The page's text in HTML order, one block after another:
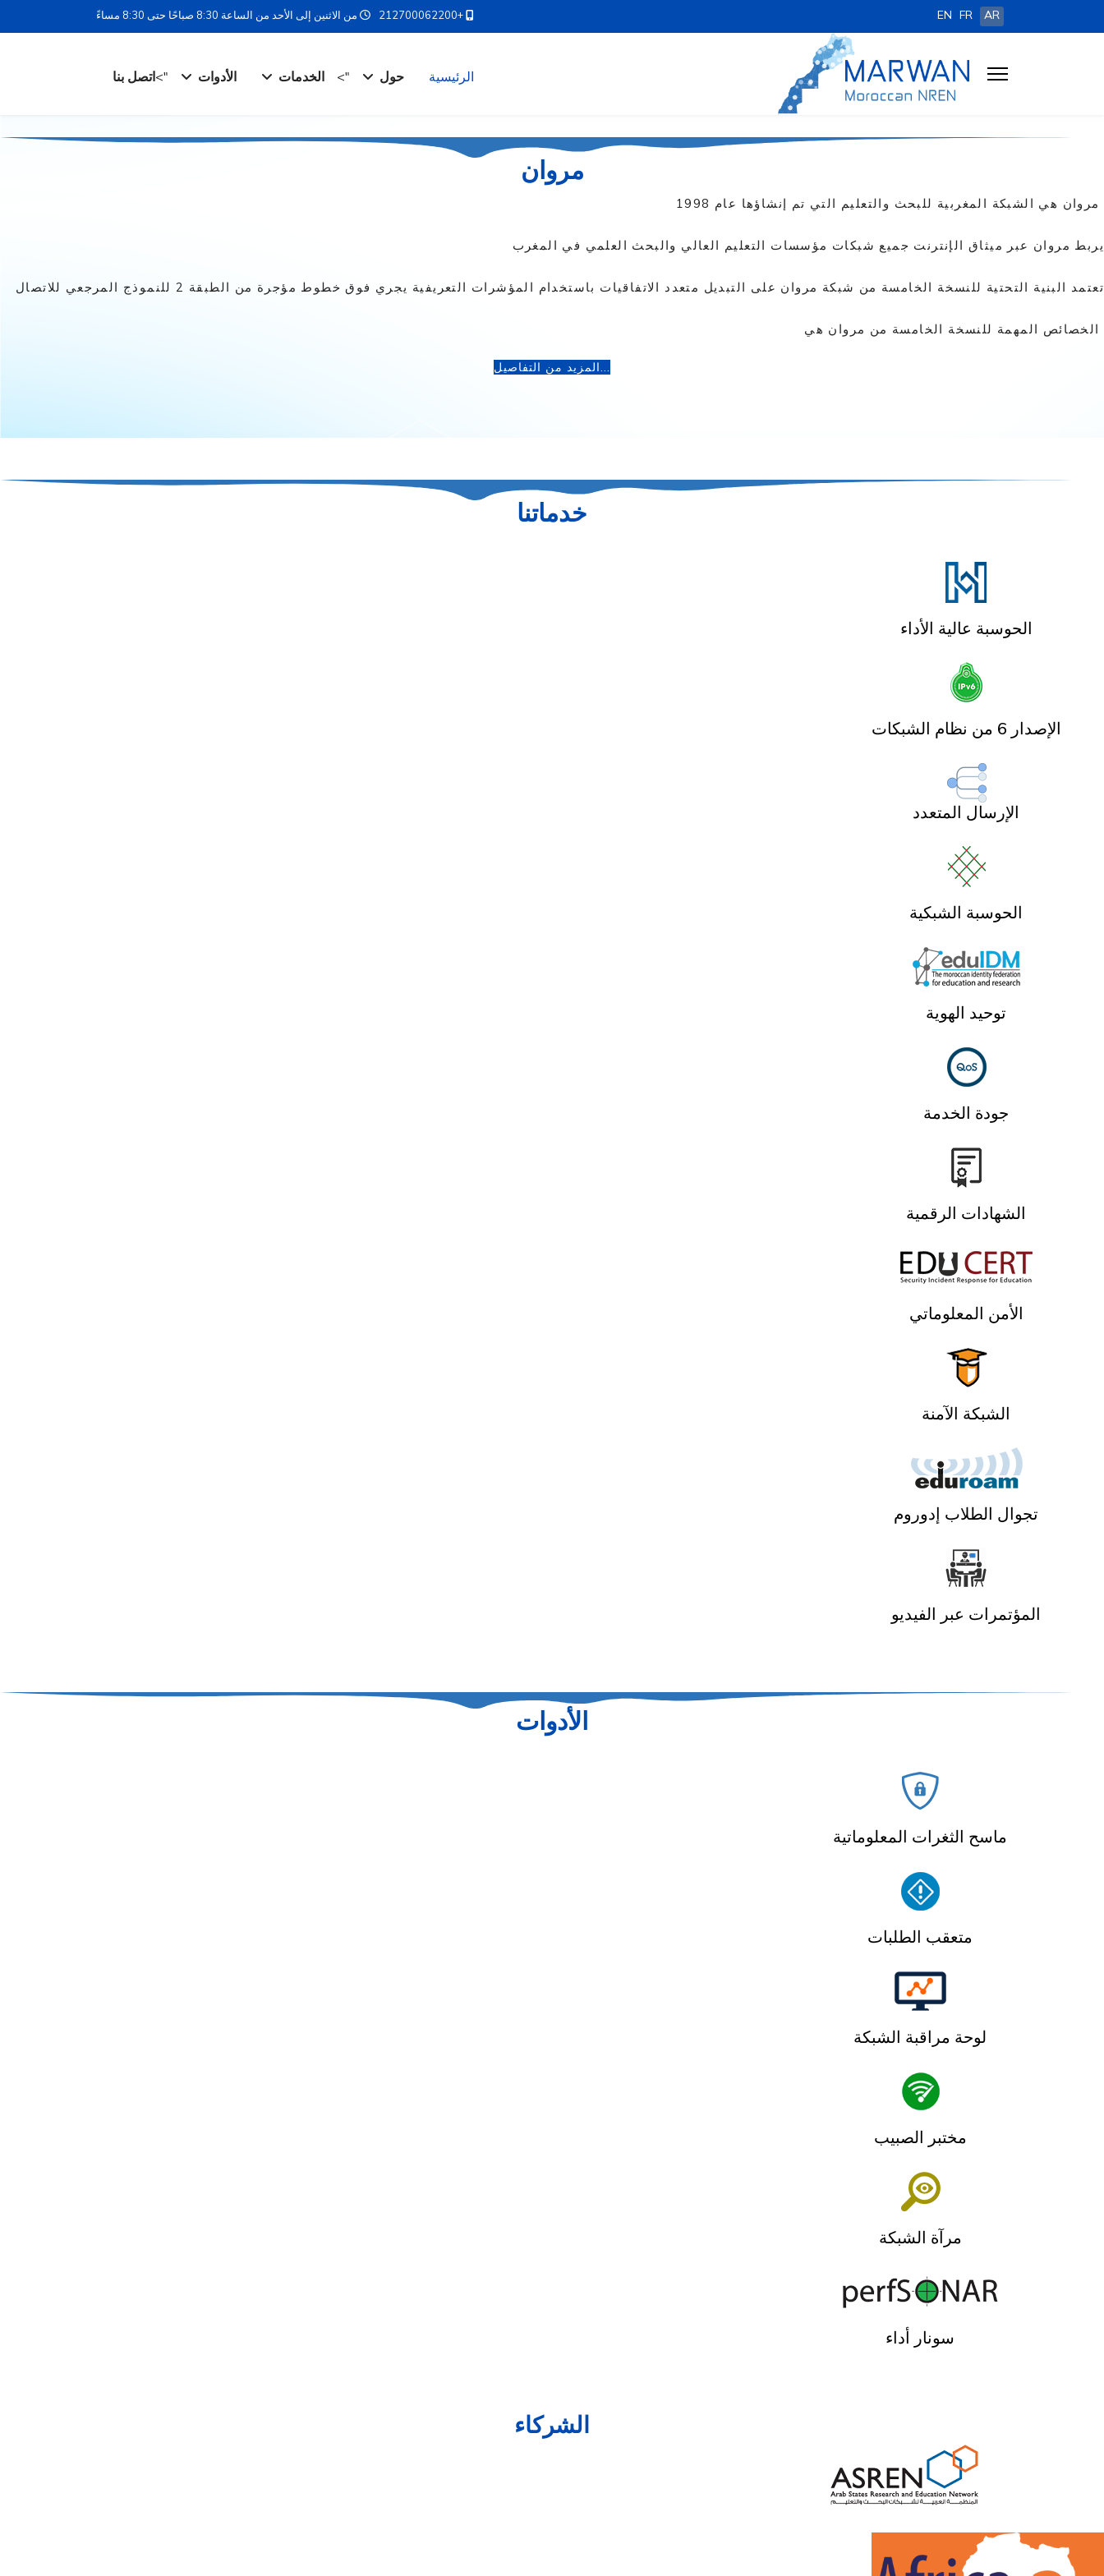
AR
FR
EN
+212700062200 من الاثنين إلى الأحد من الساعة 8:30 صباحًا حتى 8:30 مساءً
الرئيسية حول "> الخدمات الأدوات ">اتصل بنا
مروان
مروان هي الشبكة المغربية للبحث والتعليم التي تم إنشاؤها عام 1998
يربط مروان عبر ميثاق الإنترنت جميع شبكات مؤسسات التعليم العالي والبحث العلمي في المغرب
تعتمد البنية التحتية للنسخة الخامسة من شبكة مروان على التبديل متعدد الاتفاقيات باستخدام المؤشرات التعريفية يجري فوق خطوط مؤجرة من الطبقة 2 للنموذج المرجعي للاتصال
الخصائص المهمة للنسخة الخامسة من مروان هي
...المزيد من التفاصيل
خدماتنا
الحوسبة عالية الأداء
الإصدار 6 من نظام الشبكات
الإرسال المتعدد
الحوسبة الشبكية
توحيد الهوية
جودة الخدمة
الشهادات الرقمية
الأمن المعلوماتي
الشبكة الآمنة
تجوال الطلاب إدوروم
المؤتمرات عبر الفيديو
الأدوات
ماسح الثغرات المعلوماتية
متعقب الطلبات
لوحة مراقبة الشبكة
مختبر الصبيب
مرآة الشبكة
سونار أداء
الشركاء